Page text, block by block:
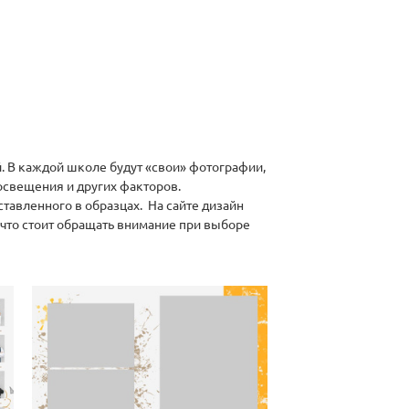
каждой школе будут «свои» фотографии,
и других факторов.
в образцах. На сайте дизайн
стоит обращать внимание при выборе